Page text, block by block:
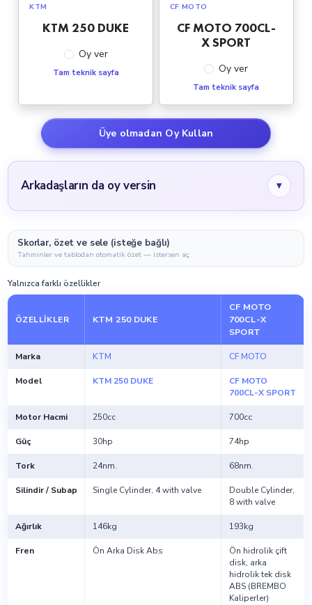
KTM
KTM 250 DUKE
Oy ver
Tam teknik sayfa
CF MOTO
CF MOTO 700CL-
X SPORT
Oy ver
Tam teknik sayfa
Üye olmadan Oy Kullan
Arkadaşların da oy versin ▾
Skorlar, özet ve sele (isteğe bağlı)
Tahminler ve tablodan otomatik özet — istersen aç.
Yalnızca farklı özellikler
ÖZELLIKLER KTM 250 DUKE
CF MOTO
700CL-X
SPORT
Marka KTM CF MOTO
Model KTM 250 DUKE
CF MOTO
700CL-X SPORT
Motor Hacmi 250cc 700cc
Güç 30hp 74hp
Tork 24nm. 68nm.
Silindir / Subap Single Cylinder, 4 with valve
Double Cylinder,
8 with valve
Ağırlık 146kg 193kg
Fren Ön Arka Disk Abs
Ön hidrolik çift
disk, arka
hidrolik tek disk
ABS (BREMBO
Kaliperler)